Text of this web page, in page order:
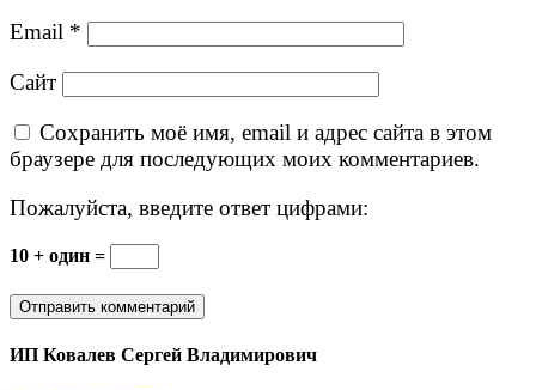
Email *
Сайт
Сохранить моё имя, email и адрес сайта в этом
браузере для последующих моих комментариев.
Пожалуйста, введите ответ цифрами:
10 + один =
ИП Ковалев Сергей Владимирович